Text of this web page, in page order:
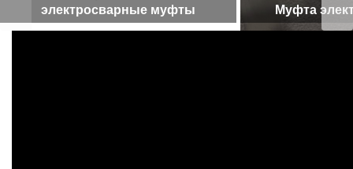
электросварные муфты
Муфта